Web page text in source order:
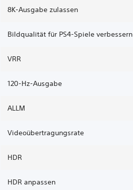
8K-Ausgabe zulassen
Bildqualität für PS4-Spiele verbessern
VRR
120-Hz-Ausgabe
ALLM
Videoübertragungsrate
HDR
HDR anpassen